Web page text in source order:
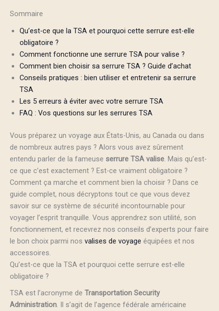
Sommaire
Qu’est-ce que la TSA et pourquoi cette serrure est-elle
obligatoire ?
Comment fonctionne une serrure TSA pour valise ?
Comment bien choisir sa serrure TSA ? Guide d’achat
Conseils pratiques : bien utiliser et entretenir sa serrure
TSA
Les 5 erreurs à éviter avec votre serrure TSA
FAQ : Vos questions sur les serrures TSA
Vous préparez un voyage aux États-Unis, au Canada ou dans
de nombreux autres pays ? Alors vous avez sûrement
entendu parler de la fameuse serrure TSA valise . Mais qu’est-
ce que c’est exactement ? Est-ce vraiment obligatoire ?
Comment ça marche et comment bien la choisir ? Dans ce
guide complet, nous décryptons tout ce que vous devez
savoir sur ce système de sécurité incontournable pour
voyager l’esprit tranquille. Vous apprendrez son utilité, son
fonctionnement, et recevrez nos conseils d’experts pour faire
le bon choix parmi nos valises de voyage équipées et nos
accessoires.
Qu’est-ce que la TSA et pourquoi cette serrure est-elle
obligatoire ?
TSA est l’acronyme de Transportation Security
Administration. Il s’agit de l’agence fédérale américaine